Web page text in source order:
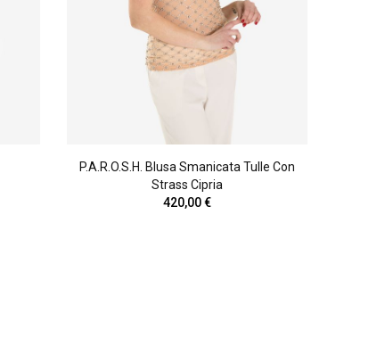
P.A.R.O.S.H. Blusa Smanicata Tulle Con
Strass Cipria
420,00 €